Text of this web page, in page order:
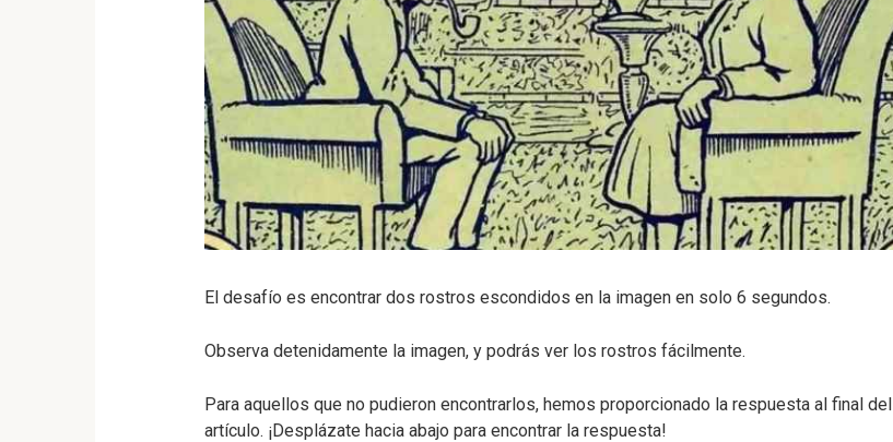
El desafío es encontrar dos rostros escondidos en la imagen en solo 6 segundos.
Observa detenidamente la imagen, y podrás ver los rostros fácilmente.
Para aquellos que no pudieron encontrarlos, hemos proporcionado la respuesta al final del
artículo. ¡Desplázate hacia abajo para encontrar la respuesta!